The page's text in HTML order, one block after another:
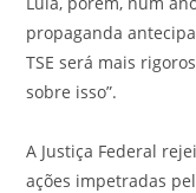
propaganda
TSE será mais
sobre isso”.
A Justiça Federal
ações impetradas